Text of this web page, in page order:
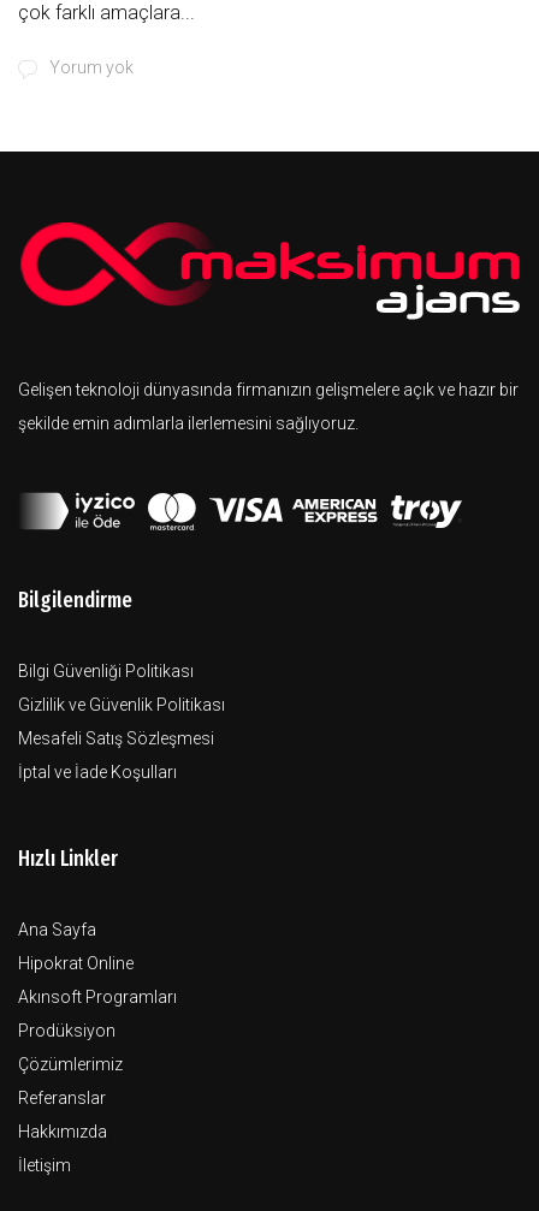
çok farklı amaçlara...
Yorum yok
Gelişen teknoloji dünyasında firmanızın gelişmelere açık ve hazır bir
şekilde emin adımlarla ilerlemesini sağlıyoruz.
Bilgilendirme
Bilgi Güvenliği Politikası
Gizlilik ve Güvenlik Politikası
Mesafeli Satış Sözleşmesi
İptal ve İade Koşulları
Hızlı Linkler
Ana Sayfa
Hipokrat Online
Akınsoft Programları
Prodüksiyon
Çözümlerimiz
Referanslar
Hakkımızda
İletişim